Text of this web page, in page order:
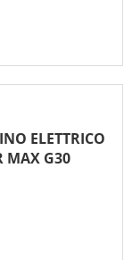
ELETTRICO
MAX G30